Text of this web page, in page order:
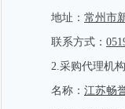
地址： 常州市
联系方式：
2.采购代理机
名称： 江苏畅